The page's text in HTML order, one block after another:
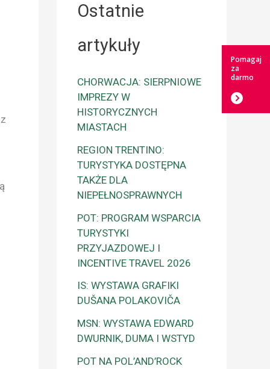
Ostatnie
artykuły
CHORWACJA: SIERPNIOWE
IMPREZY W
HISTORYCZNYCH
MIASTACH
REGION TRENTINO:
TURYSTYKA DOSTĘPNA
TAKŻE DLA
NIEPEŁNOSPRAWNYCH
POT: PROGRAM WSPARCIA
TURYSTYKI
PRZYJAZDOWEJ I
INCENTIVE TRAVEL 2026
IS: WYSTAWA GRAFIKI
DUŠANA POLAKOVIČA
MSN: WYSTAWA EDWARD
DWURNIK, DUMA I WSTYD
POT NA POL’AND’ROCK
Pomagaj
za
darmo